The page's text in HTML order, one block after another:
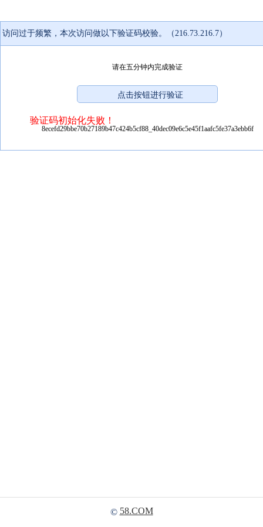
访问过于频繁，本次访问做以下验证码校验。（216.73.216.7）
请在五分钟内完成验证
验证码初始化失败！
8ecefd29bbe70b27189b47c424b5cf88_40dec09e6c5e45f1aafc5fe37a3ebb6f
© 58.COM